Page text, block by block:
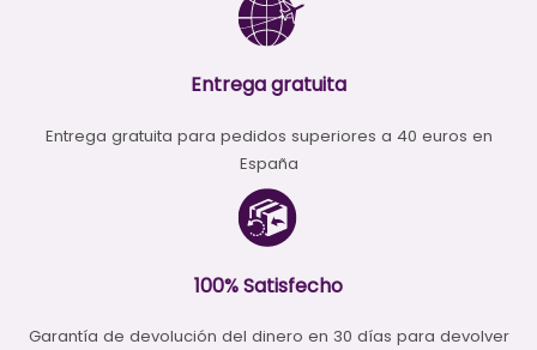
Entrega gratuita
Entrega gratuita para pedidos superiores a 40 euros en
España
100% Satisfecho
Garantía de devolución del dinero en 30 días para devolver